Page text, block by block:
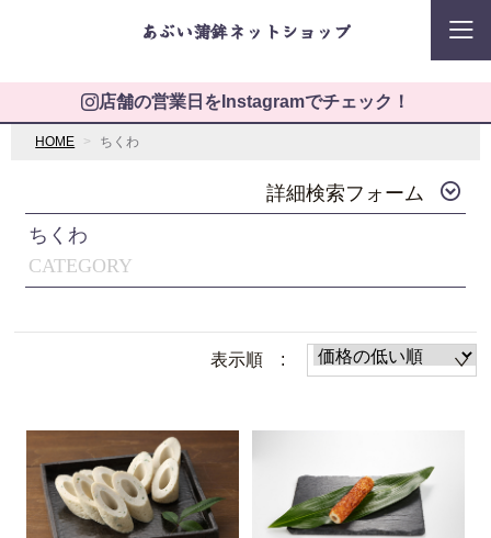
あぶい蒲鉾ネットショップ
店舗の営業日をInstagramでチェック！
HOME ちくわ
詳細検索フォーム
CATEGORY
ちくわ
表示順 :